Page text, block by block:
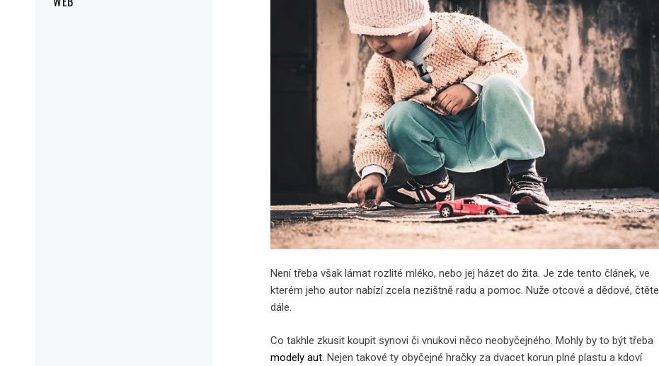
Není třeba však lámat rozlité mléko, nebo jej házet do žita. Je zde tento článek, ve
kterém jeho autor nabízí zcela nezištně radu a pomoc. Nuže otcové a dědové, čtěte
dále.
Co takhle zkusit koupit synovi či vnukovi něco neobyčejného. Mohly by to být třeba
modely aut. Nejen takové ty obyčejné hračky za dvacet korun plné plastu a kdoví